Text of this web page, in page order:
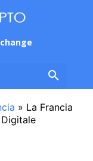
» La Francia